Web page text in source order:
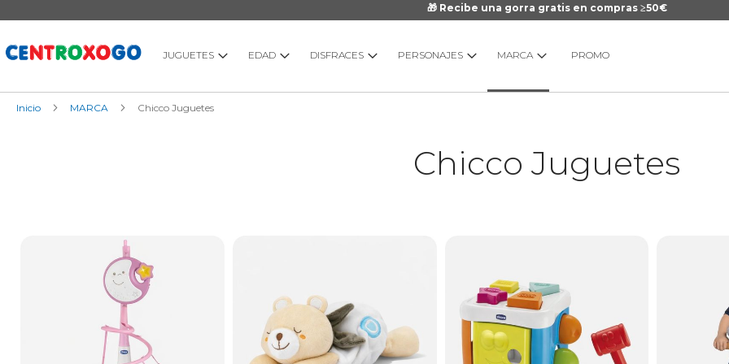
🎁 Recibe una gorra gratis en compras ≥50€
al
JUGUETES
EDAD DISFRACES PERSONAJES MARCA PROMO
Inicio MARCA Chicco Juguetes
Chicco Juguetes